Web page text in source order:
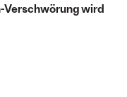
Verschwörung wird